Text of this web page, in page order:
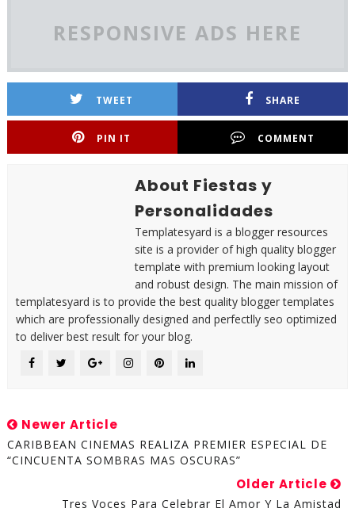
RESPONSIVE ADS HERE
TWEET SHARE
PIN IT COMMENT
About Fiestas y
Personalidades
Templatesyard is a blogger resources
site is a provider of high quality blogger
template with premium looking layout
and robust design. The main mission of
templatesyard is to provide the best quality blogger templates
which are professionally designed and perfectlly seo optimized
to deliver best result for your blog.
Newer Article
CARIBBEAN CINEMAS REALIZA PREMIER ESPECIAL DE
“CINCUENTA SOMBRAS MAS OSCURAS”
Older Article
Tres Voces Para Celebrar El Amor Y La Amistad